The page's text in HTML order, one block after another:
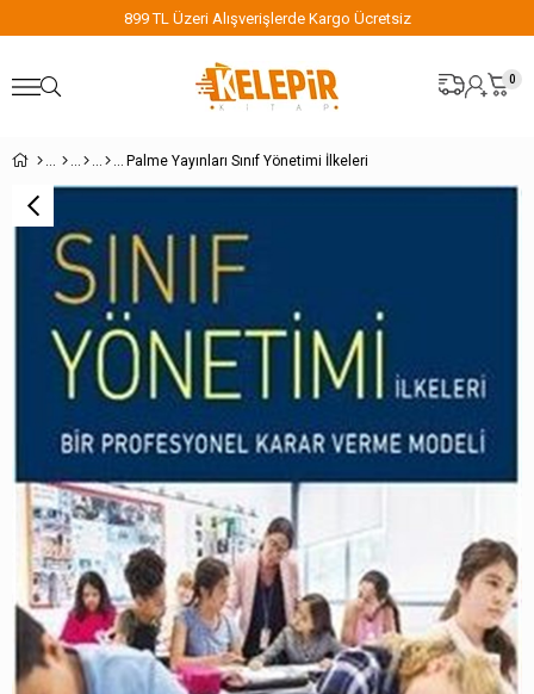
899 TL Üzeri Alışverişlerde Kargo Ücretsiz
0
Palme Yayınları Sınıf Yönetimi İlkeleri